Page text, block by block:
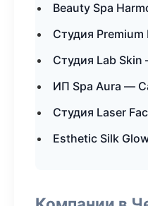
Beauty Spa
Студия
Студия Lab Skin
ИП Spa Aura —
Студия Laser
Esthetic Silk